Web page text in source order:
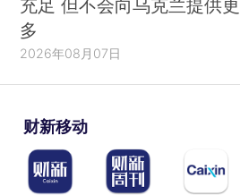
充足 但不会向乌克兰提供更
多
2026年08月07日
财新移动